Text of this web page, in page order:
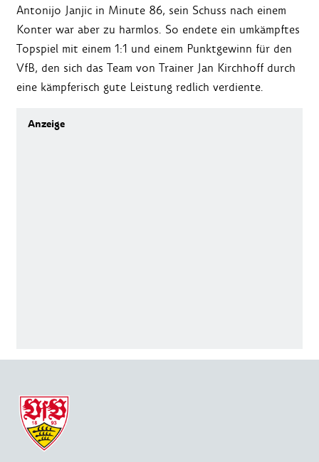
Antonijo Janjic in Minute 86, sein Schuss nach einem
Konter war aber zu harmlos. So endete ein umkämpftes
Topspiel mit einem 1:1 und einem Punktgewinn für den
VfB, den sich das Team von Trainer Jan Kirchhoff durch
eine kämpferisch gute Leistung redlich verdiente.